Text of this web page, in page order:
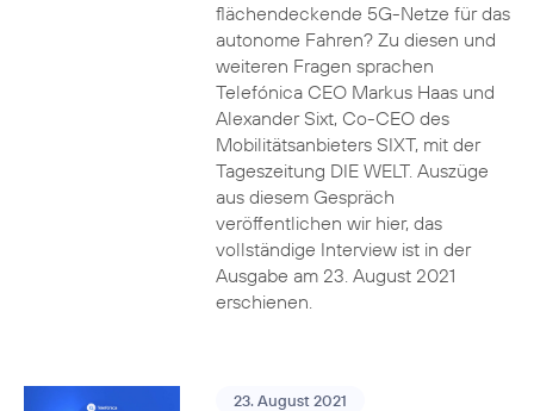
flächendeckende 5G-Netze für das
autonome Fahren? Zu diesen und
weiteren Fragen sprachen
Telefónica CEO Markus Haas und
Alexander Sixt, Co-CEO des
Mobilitätsanbieters SIXT, mit der
Tageszeitung DIE WELT. Auszüge
aus diesem Gespräch
veröffentlichen wir hier, das
vollständige Interview ist in der
Ausgabe am 23. August 2021
erschienen.
23. August 2021